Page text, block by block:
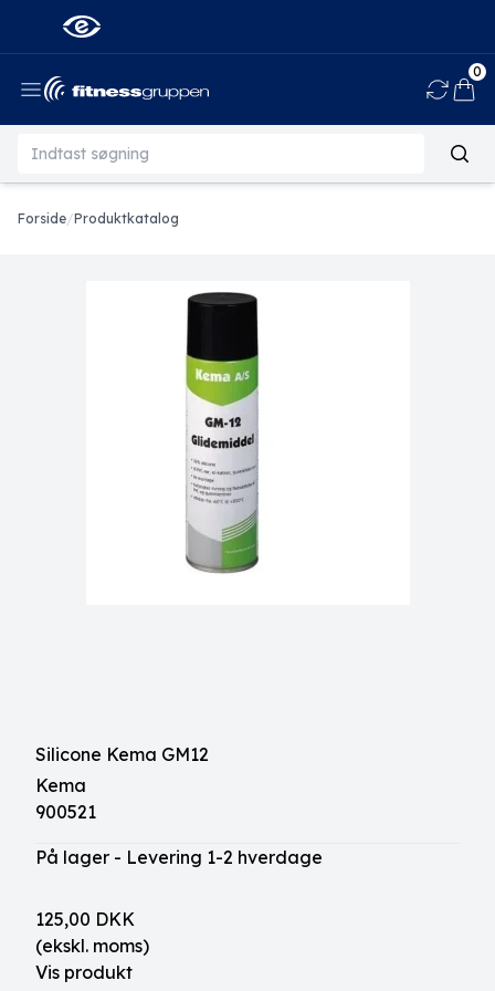
0
Forside/Produktkatalog
Silicone Kema GM12
Kema
900521
På lager - Levering 1-2 hverdage
125,00 DKK
(ekskl. moms)
Vis produkt